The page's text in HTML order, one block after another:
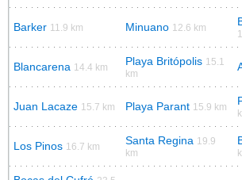
Barker 11.9 km Minuano 12.6 km
Blancarena 14.4 km Playa Britópolis 15.1
km
Juan Lacaze 15.7 km Playa Parant 15.9 km
Los Pinos 16.7 km Santa Regina 19.9
km